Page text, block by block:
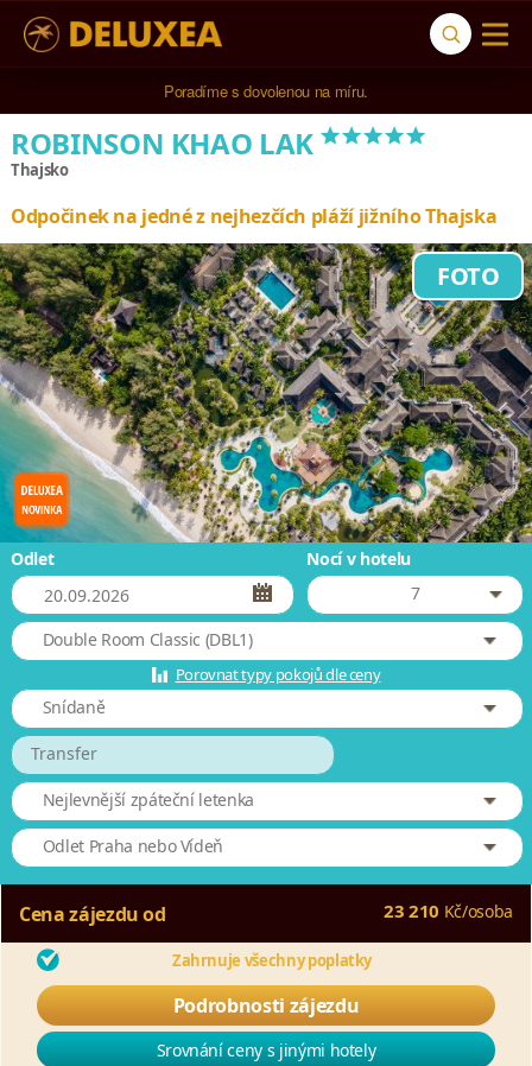
5* cestovní kancelář na luxusní dovolenou od 100.000 Kč.
ROBINSON KHAO LAK*****
Thajsko
Odpočinek na jedné z nejhezčích pláží jižního Thajska
FOTO
Odlet
Nocí v hotelu
7
Double Room Classic (DBL1)
Porovnat typy pokojů dle ceny
Snídaně
Transfer
Nejlevnější zpáteční letenka
Odlet Praha nebo Vídeň
Cena zájezdu od 23 210 Kč/osoba
Zahrnuje všechny poplatky
Podrobnosti zájezdu
Srovnání ceny s jinými hotely